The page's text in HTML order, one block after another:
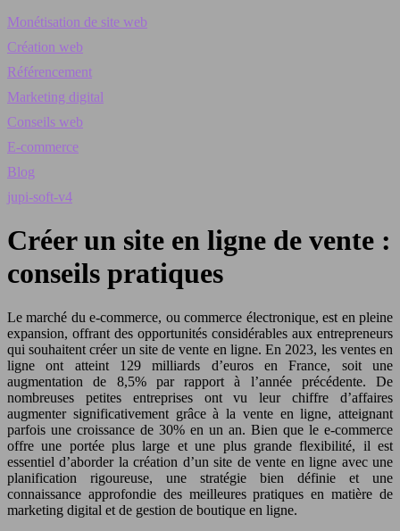
Monétisation de site web
Création web
Référencement
Marketing digital
Conseils web
E-commerce
Blog
jupi-soft-v4
Créer un site en ligne de vente :
conseils pratiques
Le marché du e-commerce, ou commerce électronique, est en pleine
expansion, offrant des opportunités considérables aux entrepreneurs
qui souhaitent créer un site de vente en ligne. En 2023, les ventes en
ligne ont atteint 129 milliards d’euros en France, soit une
augmentation de 8,5% par rapport à l’année précédente. De
nombreuses petites entreprises ont vu leur chiffre d’affaires
augmenter significativement grâce à la vente en ligne, atteignant
parfois une croissance de 30% en un an. Bien que le e-commerce
offre une portée plus large et une plus grande flexibilité, il est
essentiel d’aborder la création d’un site de vente en ligne avec une
planification rigoureuse, une stratégie bien définie et une
connaissance approfondie des meilleures pratiques en matière de
marketing digital et de gestion de boutique en ligne.